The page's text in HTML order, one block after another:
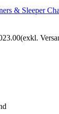
& Sleeper
(exkl.